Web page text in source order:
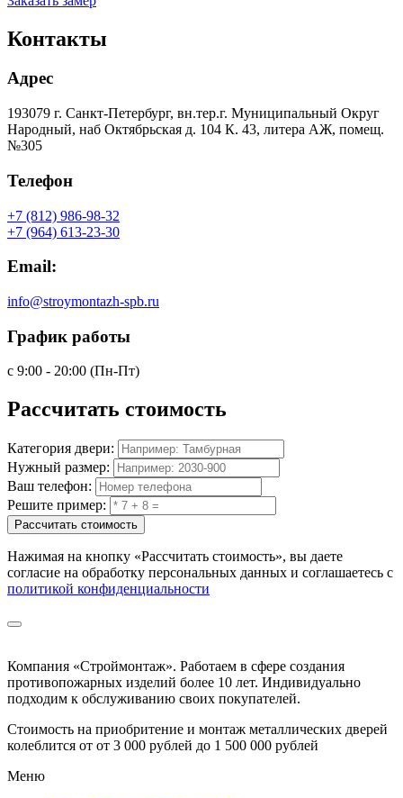
Контакты
Адрес
193079 г. Санкт-Петербург, вн.тер.г. Муниципальный Округ
Народный, наб Октябрьская д. 104 К. 43, литера АЖ, помещ.
№305
Телефон
+7 (812) 986-98-32
+7 (964) 613-23-30
Email:
info@stroymontazh-spb.ru
График работы
с 9:00 - 20:00 (Пн-Пт)
Рассчитать стоимость
Категория двери:
Нужный размер:
Ваш телефон:
Решите пример:
Рассчитать стоимость
Нажимая на кнопку «Рассчитать стоимость», вы даете
согласие на обработку персональных данных и соглашаетесь с
политикой конфиденциальности
Компания «Строймонтаж». Работаем в сфере создания
противопожарных изделий более 10 лет. Индивидуально
подходим к обслуживанию своих покупателей.
Стоимость на приобритение и монтаж металлических дверей
колеблится от от 3 000 рублей до 1 500 000 рублей
Меню